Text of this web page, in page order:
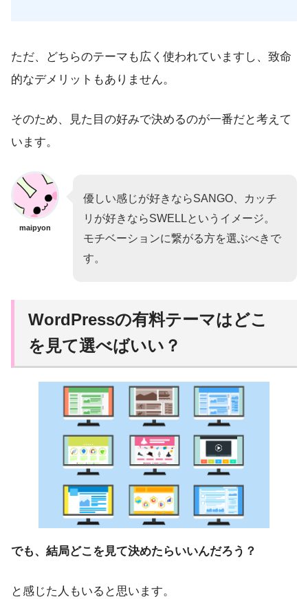
ただ、どちらのテーマも広く使われていますし、致命
的なデメリットもありません。
そのため、見た目の好みで決めるのが一番だと考えて
います。
maipyon
優しい感じが好きならSANGO、カッチ
リが好きならSWELLというイメージ。
モチベーションに繋がる方を選ぶべきで
す。
WordPressの有料テーマはどこ
を見て選べばいい？
でも、結局どこを見て決めたらいいんだろう？
と感じた人もいると思います。